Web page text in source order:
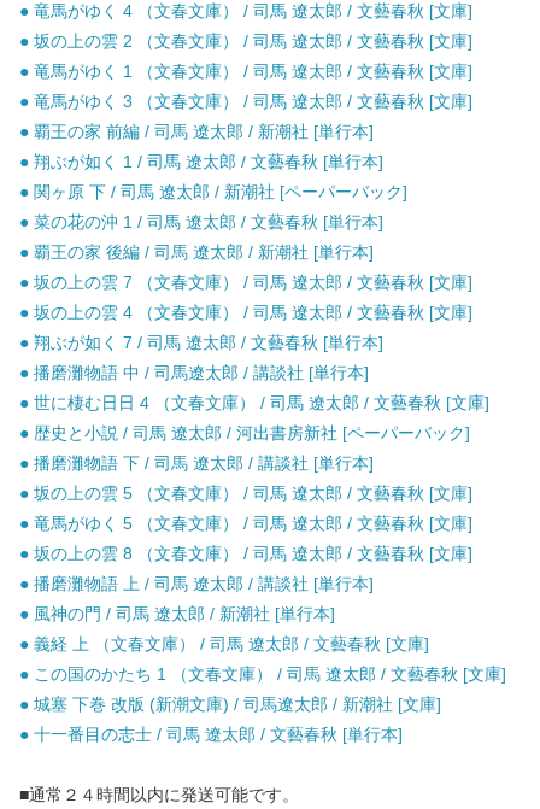
● 竜馬がゆく 4 （文春文庫） / 司馬 遼太郎 / 文藝春秋 [文庫]
● 坂の上の雲 2 （文春文庫） / 司馬 遼太郎 / 文藝春秋 [文庫]
● 竜馬がゆく 1 （文春文庫） / 司馬 遼太郎 / 文藝春秋 [文庫]
● 竜馬がゆく 3 （文春文庫） / 司馬 遼太郎 / 文藝春秋 [文庫]
● 覇王の家 前編 / 司馬 遼太郎 / 新潮社 [単行本]
● 翔ぶが如く 1 / 司馬 遼太郎 / 文藝春秋 [単行本]
● 関ヶ原 下 / 司馬 遼太郎 / 新潮社 [ペーパーバック]
● 菜の花の沖 1 / 司馬 遼太郎 / 文藝春秋 [単行本]
● 覇王の家 後編 / 司馬 遼太郎 / 新潮社 [単行本]
● 坂の上の雲 7 （文春文庫） / 司馬 遼太郎 / 文藝春秋 [文庫]
● 坂の上の雲 4 （文春文庫） / 司馬 遼太郎 / 文藝春秋 [文庫]
● 翔ぶが如く 7 / 司馬 遼太郎 / 文藝春秋 [単行本]
● 播磨灘物語 中 / 司馬遼太郎 / 講談社 [単行本]
● 世に棲む日日 4 （文春文庫） / 司馬 遼太郎 / 文藝春秋 [文庫]
● 歴史と小説 / 司馬 遼太郎 / 河出書房新社 [ペーパーバック]
● 播磨灘物語 下 / 司馬 遼太郎 / 講談社 [単行本]
● 坂の上の雲 5 （文春文庫） / 司馬 遼太郎 / 文藝春秋 [文庫]
● 竜馬がゆく 5 （文春文庫） / 司馬 遼太郎 / 文藝春秋 [文庫]
● 坂の上の雲 8 （文春文庫） / 司馬 遼太郎 / 文藝春秋 [文庫]
● 播磨灘物語 上 / 司馬 遼太郎 / 講談社 [単行本]
● 風神の門 / 司馬 遼太郎 / 新潮社 [単行本]
● 義経 上 （文春文庫） / 司馬 遼太郎 / 文藝春秋 [文庫]
● この国のかたち 1 （文春文庫） / 司馬 遼太郎 / 文藝春秋 [文庫]
● 城塞 下巻 改版 (新潮文庫) / 司馬遼太郎 / 新潮社 [文庫]
● 十一番目の志士 / 司馬 遼太郎 / 文藝春秋 [単行本]
■通常２４時間以内に発送可能です。